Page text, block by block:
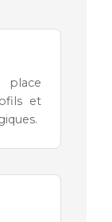
place
et